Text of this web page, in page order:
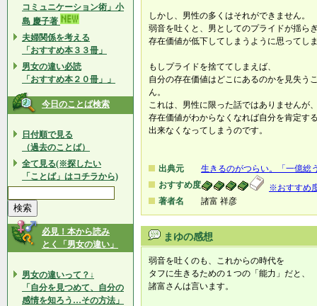
コミュニケーション術」小
島 慶子著
夫婦関係を考える
「おすすめ本３３冊」
男女の違い必読
「おすすめ本２０冊」」
今日のことば検索
日付順で見る
（過去のことば）
全て見る(※探したい
「ことば」はコチラから)
必見！本から読み
とく「男女の違い」
男女の違いって？↓
「自分を見つめて、自分の
感情を知ろう…その方法」
しかし、男性の多くはそれができません。
弱音を吐くと、男としてのプライドが揺ら
存在価値が低下してしまうように思ってし
もしプライドを捨ててしまえば、
自分の存在価値はどこにあるのかを見失う
ん。
これは、男性に限った話ではありませんが
存在価値がわからなくなれば自分を肯定す
出来なくなってしまうのです。
出典元
生きるのがつらい。「一億総
おすすめ度
※おすすめ
著者名
諸富 祥彦
まゆの感想
弱音を吐くのも、これからの時代を
タフに生きるための１つの「能力」だと、
諸富さんは言います。